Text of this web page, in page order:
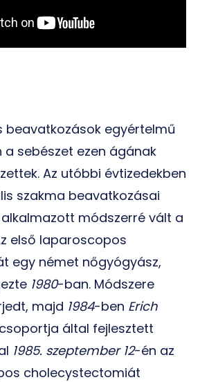
beavatkozások egyértelmű
a sebészet ezen ágának
Az utóbbi évtizedekben
szakma beavatkozásai
módszerré vált a
első laparoscopos
egy német nőgyógyász,
1980-ban. Módszere
majd 1984-ben Erich
által fejlesztett
1985. szeptember 12-én az
cholecystectomiát